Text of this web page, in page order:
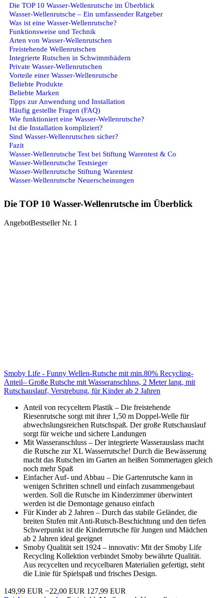
Die TOP 10 Wasser-Wellenrutsche im Überblick
Wasser-Wellenrutsche – Ein umfassender Ratgeber
Was ist eine Wasser-Wellenrutsche?
Funktionsweise und Technik
Arten von Wasser-Wellenrutschen
Freistehende Wellenrutschen
Integrierte Rutschen in Schwimmbädern
Private Wasser-Wellenrutschen
Vorteile einer Wasser-Wellenrutsche
Beliebte Produkte
Beliebte Marken
Tipps zur Anwendung und Installation
Häufig gestellte Fragen (FAQ)
Wie funktioniert eine Wasser-Wellenrutsche?
Ist die Installation kompliziert?
Sind Wasser-Wellenrutschen sicher?
Fazit
Wasser-Wellenrutsche Test bei Stiftung Warentest & Co
Wasser-Wellenrutsche Testsieger
Wasser-Wellenrutsche Stiftung Warentest
Wasser-Wellenrutsche Neuerscheinungen
Die TOP 10 Wasser-Wellenrutsche im Überblick
AngebotBestseller Nr. 1
Smoby Life - Funny Wellen-Rutsche mit min.80% Recycling-
Anteil– Große Rutsche mit Wasseranschluss, 2 Meter lang, mit
Rutschauslauf, Verstrebung, für Kinder ab 2 Jahren
Anteil von recyceltem Plastik – Die freistehende
Riesenrutsche sorgt mit ihrer 1,50 m Doppel-Welle für
abwechslungsreichen Rutschspaß. Der große Rutschauslauf
sorgt für weiche und sichere Landungen
Mit Wasseranschluss – Der integrierte Wasserauslass macht
die Rutsche zur XL Wasserrutsche! Durch die Bewässerung
macht das Rutschen im Garten an heißen Sommertagen gleich
noch mehr Spaß
Einfacher Auf- und Abbau – Die Gartenrutsche kann in
wenigen Schritten schnell und einfach zusammengebaut
werden. Soll die Rutsche im Kinderzimmer überwintert
werden ist die Demontage genauso einfach
Für Kinder ab 2 Jahren – Durch das stabile Geländer, die
breiten Stufen mit Anti-Rutsch-Beschichtung und den tiefen
Schwerpunkt ist die Kinderrutsche für Jungen und Mädchen
ab 2 Jahren ideal geeignet
Smoby Qualität seit 1924 – innovativ: Mit der Smoby Life
Recycling Kollektion verbindet Smoby bewährte Qualität.
Aus recycelten und recycelbaren Materialien gefertigt, steht
die Linie für Spielspaß und frisches Design.
149,99 EUR −22,00 EUR 127,99 EUR